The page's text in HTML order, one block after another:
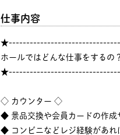
仕事内容
ホールではどんな仕事をするの
◇ カウンター ◇
◆ 景品交換や会員カードの作成
◆ コンビニなどレジ経験があれ